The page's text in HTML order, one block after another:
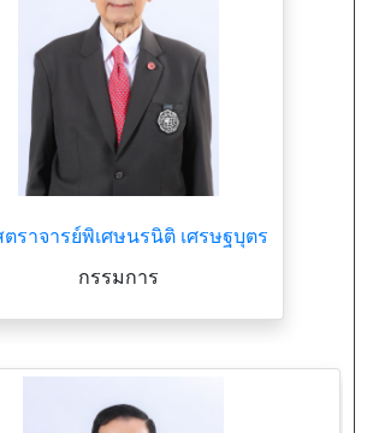
ราจารย์พิเศษนรนิติ เศรษฐบุตร
กรรมการ